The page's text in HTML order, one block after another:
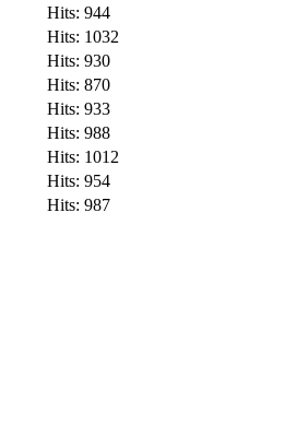
Hits: 944
Hits: 1032
Hits: 930
Hits: 870
Hits: 933
Hits: 988
Hits: 1012
Hits: 954
Hits: 987